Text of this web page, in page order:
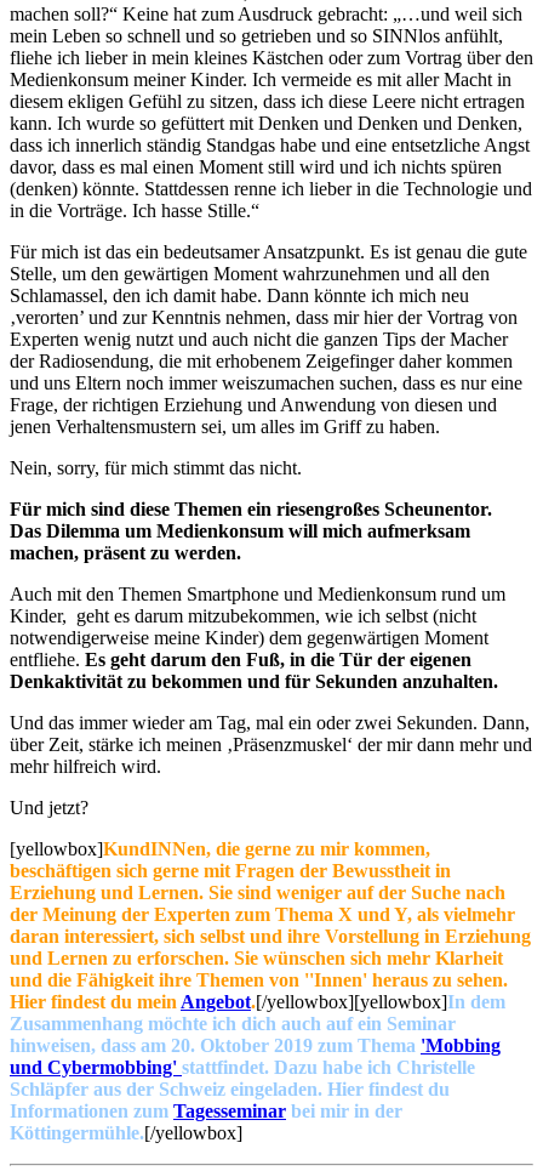
machen soll?“ Keine hat zum Ausdruck gebracht: „…und weil sich
mein Leben so schnell und so getrieben und so SINNlos anfühlt,
fliehe ich lieber in mein kleines Kästchen oder zum Vortrag über den
Medienkonsum meiner Kinder. Ich vermeide es mit aller Macht in
diesem ekligen Gefühl zu sitzen, dass ich diese Leere nicht ertragen
kann. Ich wurde so gefüttert mit Denken und Denken und Denken,
dass ich innerlich ständig Standgas habe und eine entsetzliche Angst
davor, dass es mal einen Moment still wird und ich nichts spüren
(denken) könnte. Stattdessen renne ich lieber in die Technologie und
in die Vorträge. Ich hasse Stille.“
Für mich ist das ein bedeutsamer Ansatzpunkt. Es ist genau die gute
Stelle, um den gewärtigen Moment wahrzunehmen und all den
Schlamassel, den ich damit habe. Dann könnte ich mich neu
‚verorten’ und zur Kenntnis nehmen, dass mir hier der Vortrag von
Experten wenig nutzt und auch nicht die ganzen Tips der Macher
der Radiosendung, die mit erhobenem Zeigefinger daher kommen
und uns Eltern noch immer weiszumachen suchen, dass es nur eine
Frage, der richtigen Erziehung und Anwendung von diesen und
jenen Verhaltensmustern sei, um alles im Griff zu haben.
Nein, sorry, für mich stimmt das nicht.
Für mich sind diese Themen ein riesengroßes Scheunentor.
Das Dilemma um Medienkonsum will mich aufmerksam
machen, präsent zu werden.
Auch mit den Themen Smartphone und Medienkonsum rund um
Kinder, geht es darum mitzubekommen, wie ich selbst (nicht
notwendigerweise meine Kinder) dem gegenwärtigen Moment
entfliehe. Es geht darum den Fuß, in die Tür der eigenen
Denkaktivität zu bekommen und für Sekunden anzuhalten.
Und das immer wieder am Tag, mal ein oder zwei Sekunden. Dann,
über Zeit, stärke ich meinen ‚Präsenzmuskel‘ der mir dann mehr und
mehr hilfreich wird.
Und jetzt?
[yellowbox]KundINNen, die gerne zu mir kommen,
beschäftigen sich gerne mit Fragen der Bewusstheit in
Erziehung und Lernen. Sie sind weniger auf der Suche nach
der Meinung der Experten zum Thema X und Y, als vielmehr
daran interessiert, sich selbst und ihre Vorstellung in Erziehung
und Lernen zu erforschen. Sie wünschen sich mehr Klarheit
und die Fähigkeit ihre Themen von ''Innen' heraus zu sehen.
Hier findest du meinAngebot.[/yellowbox][yellowbox]In dem
Zusammenhang möchte ich dich auch auf ein Seminar
hinweisen, dass am 20. Oktober 2019 zum Thema 'Mobbing
und Cybermobbing' stattfindet. Dazu habe ich Christelle
Schläpfer aus der Schweiz eingeladen. Hier findest du
Informationen zum Tagesseminar bei mir in der
Köttingermühle.[/yellowbox]